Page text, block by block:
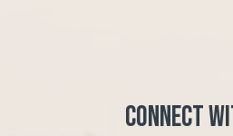
Connect